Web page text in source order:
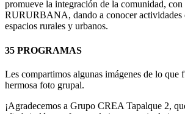
promueve la integración de la comunidad, con
RURURBANA, dando a conocer actividades
espacios rurales y urbanos.
35 PROGRAMAS
Les compartimos algunas imágenes de lo que
hermosa foto grupal.
¡Agradecemos a Grupo CREA Tapalque 2,